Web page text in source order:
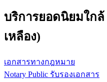
บริการยอดนิยมใกล้
เหลือง)
เอกสารทางกฎหมาย
Notary Public รับรองเอกสาร